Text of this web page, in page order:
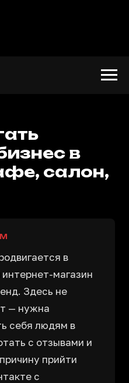
в
салон,
в
магазин
Здесь не
— нужна
себя людям в
с отзывами и
прийти
с